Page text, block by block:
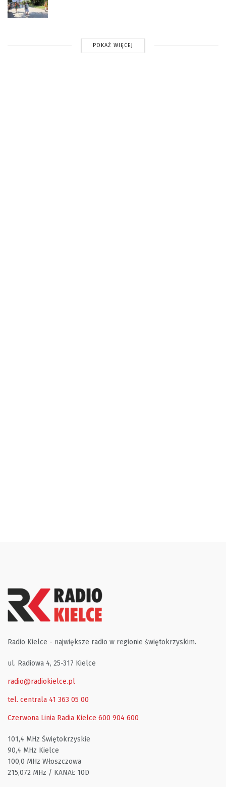
POKAŻ WIĘCEJ
Radio Kielce - największe radio w regionie świętokrzyskim.
ul. Radiowa 4, 25-317 Kielce
radio@radiokielce.pl
tel. centrala 41 363 05 00
Czerwona Linia Radia Kielce 600 904 600
101,4 MHz Świętokrzyskie
90,4 MHz Kielce
100,0 MHz Włoszczowa
215,072 MHz / KANAŁ 10D